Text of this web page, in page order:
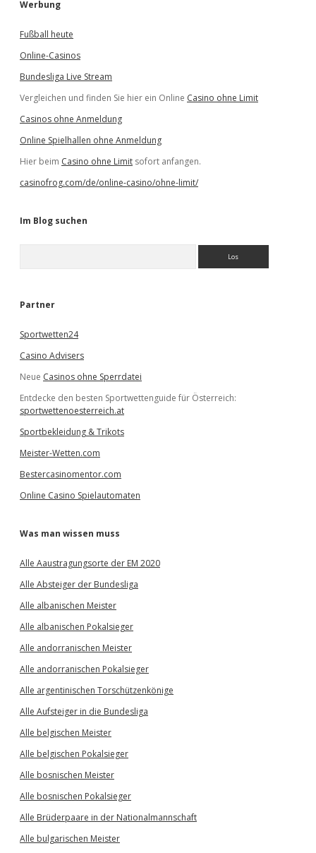
Werbung
Fußball heute
Online-Casinos
Bundesliga Live Stream
Vergleichen und finden Sie hier ein Online Casino ohne Limit
Casinos ohne Anmeldung
Online Spielhallen ohne Anmeldung
Hier beim Casino ohne Limit sofort anfangen.
casinofrog.com/de/online-casino/ohne-limit/
Im Blog suchen
e
Partner
Sportwetten24
Casino Advisers
Neue Casinos ohne Sperrdatei
Entdecke den besten Sportwettenguide für Österreich:
sportwettenoesterreich.at
Sportbekleidung & Trikots
Meister-Wetten.com
Bestercasinomentor.com
Online Casino Spielautomaten
Was man wissen muss
Alle Aaustragungsorte der EM 2020
Alle Absteiger der Bundesliga
Alle albanischen Meister
Alle albanischen Pokalsieger
Alle andorranischen Meister
Alle andorranischen Pokalsieger
Alle argentinischen Torschützenkönige
Alle Aufsteiger in die Bundesliga
Alle belgischen Meister
Alle belgischen Pokalsieger
Alle bosnischen Meister
Alle bosnischen Pokalsieger
Alle Brüderpaare in der Nationalmannschaft
Alle bulgarischen Meister